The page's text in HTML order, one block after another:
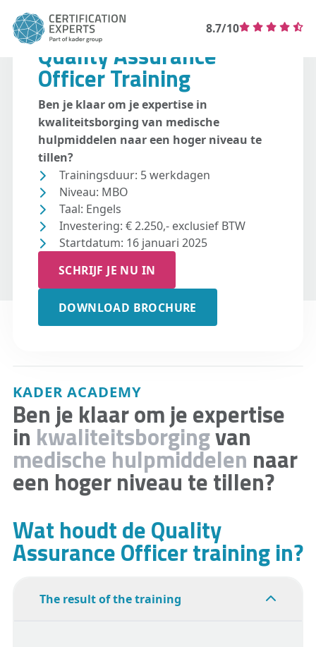
8.7/10
Quality Assurance
Officer Training
Ben je klaar om je expertise in
kwaliteitsborging van medische
hulpmiddelen naar een hoger niveau te
tillen?
Trainingsduur: 5 werkdagen
Niveau: MBO
Taal: Engels
Investering: € 2.250,- exclusief BTW
Startdatum: 16 januari 2025
SCHRIJF JE NU IN
DOWNLOAD BROCHURE
KADER ACADEMY
Ben je klaar om je expertise
in kwaliteitsborgingvan
medische hulpmiddelen naar
een hoger niveau te tillen?
Wat houdt de Quality
Assurance Officer training in?
The result of the training